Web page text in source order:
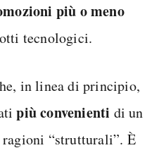
più o meno
tecnologici.
in linea di principio,
più convenienti di un
“strutturali”. È